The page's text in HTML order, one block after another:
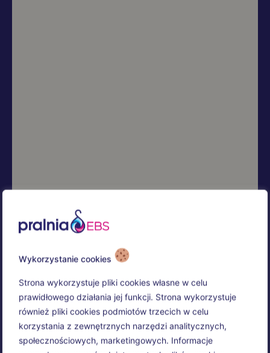
Wykorzystanie cookies
Strona wykorzystuje pliki cookies własne w celu
prawidłowego działania jej funkcji. Strona wykorzystuje
również pliki cookies podmiotów trzecich w celu
korzystania z zewnętrznych narzędzi analitycznych,
społecznościowych, marketingowych. Informacje